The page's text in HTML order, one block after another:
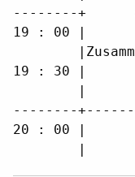
--------+
19 : 00 |
19 : 30 |
|
--------
20 : 00 |
|